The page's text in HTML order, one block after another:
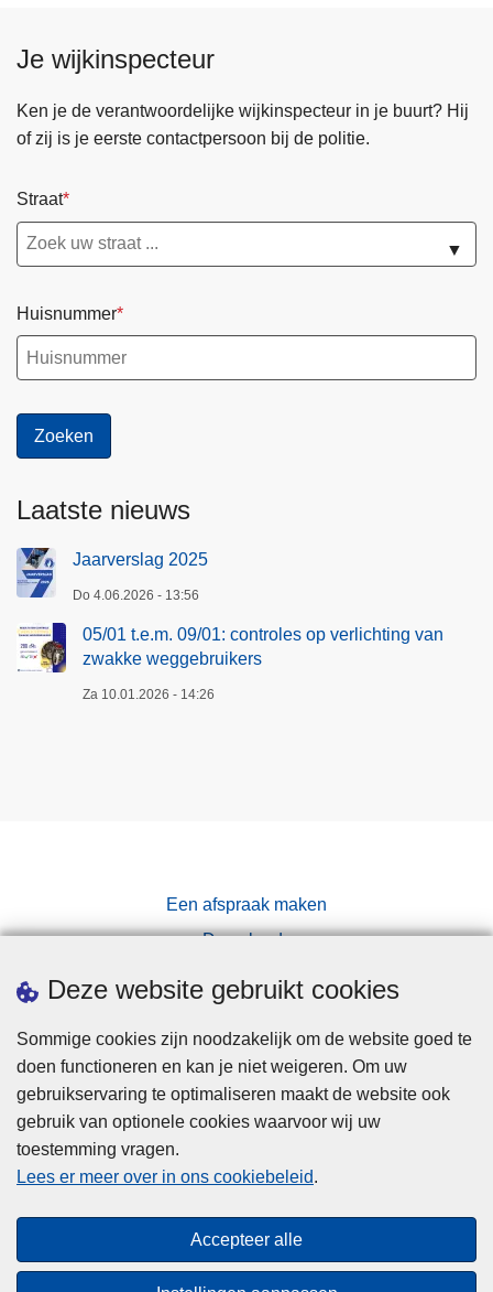
Deze website gebruikt cookies
Sommige cookies zijn noodzakelijk om de website goed te
doen functioneren en kan je niet weigeren. Om uw
gebruikservaring te optimaliseren maakt de website ook
gebruik van optionele cookies waarvoor wij uw
toestemming vragen.
Lees er meer over in ons cookiebeleid.
Accepteer alle
Je wijkinspecteur
Ken je de verantwoordelijke wijkinspecteur in je buurt? Hij
of zij is je eerste contactpersoon bij de politie.
Straat
▼
Huisnummer
Laatste nieuws
Jaarverslag 2025
Do 4.06.2026 - 13:56
05/01 t.e.m. 09/01: controles op verlichting van
zwakke weggebruikers
Za 10.01.2026 - 14:26
Een afspraak maken
Downloads
Pers
Privacy
Toegankelijkheid